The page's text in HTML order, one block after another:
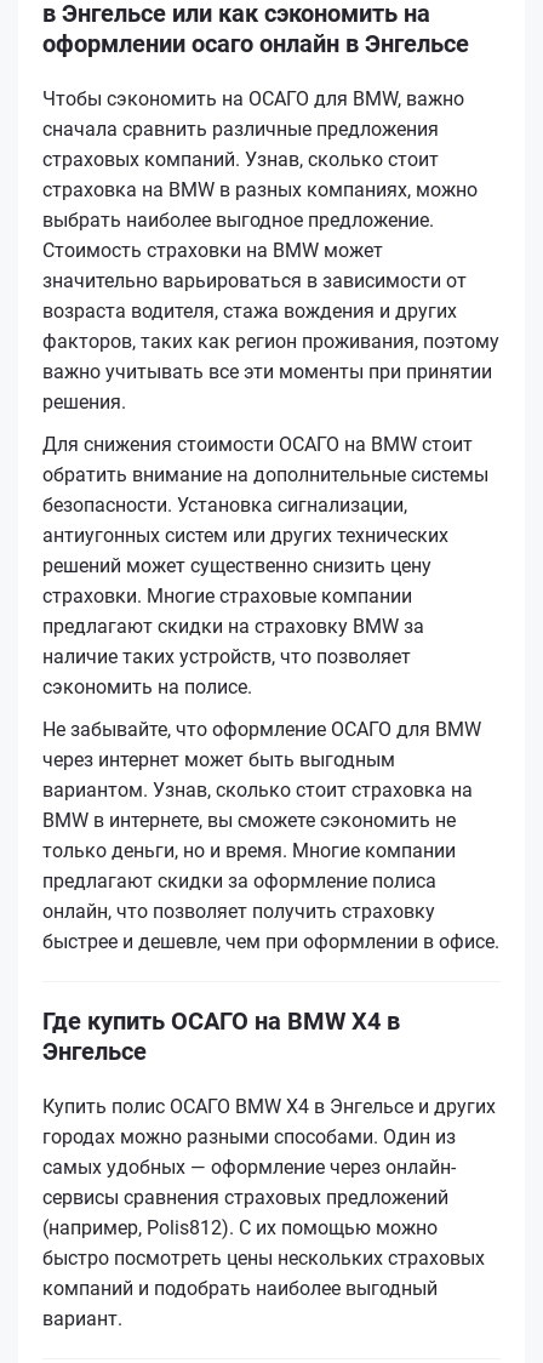
в Энгельсе или как сэкономить на
оформлении осаго онлайн в Энгельсе
Чтобы сэкономить на ОСАГО для BMW, важно
сначала сравнить различные предложения
страховых компаний. Узнав, сколько стоит
страховка на BMW в разных компаниях, можно
выбрать наиболее выгодное предложение.
Стоимость страховки на BMW может
значительно варьироваться в зависимости от
возраста водителя, стажа вождения и других
факторов, таких как регион проживания, поэтому
важно учитывать все эти моменты при принятии
решения.
Для снижения стоимости ОСАГО на BMW стоит
обратить внимание на дополнительные системы
безопасности. Установка сигнализации,
антиугонных систем или других технических
решений может существенно снизить цену
страховки. Многие страховые компании
предлагают скидки на страховку BMW за
наличие таких устройств, что позволяет
сэкономить на полисе.
Не забывайте, что оформление ОСАГО для BMW
через интернет может быть выгодным
вариантом. Узнав, сколько стоит страховка на
BMW в интернете, вы сможете сэкономить не
только деньги, но и время. Многие компании
предлагают скидки за оформление полиса
онлайн, что позволяет получить страховку
быстрее и дешевле, чем при оформлении в офисе.
Где купить ОСАГО на BMW X4 в
Энгельсе
Купить полис ОСАГО BMW X4 в Энгельсе и других
городах можно разными способами. Один из
самых удобных — оформление через онлайн-
сервисы сравнения страховых предложений
(например, Polis812). С их помощью можно
быстро посмотреть цены нескольких страховых
компаний и подобрать наиболее выгодный
вариант.